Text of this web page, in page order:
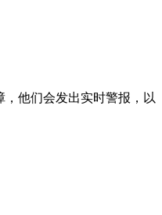
他们会发出实时警报，以